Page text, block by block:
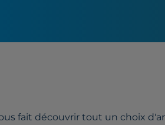
fait découvrir tout un choix